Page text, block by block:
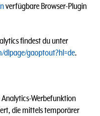
verfügbare Browser-Plugin
findest du unter
gaoptout?hl=de.
Werbefunktion
die mittels temporärer